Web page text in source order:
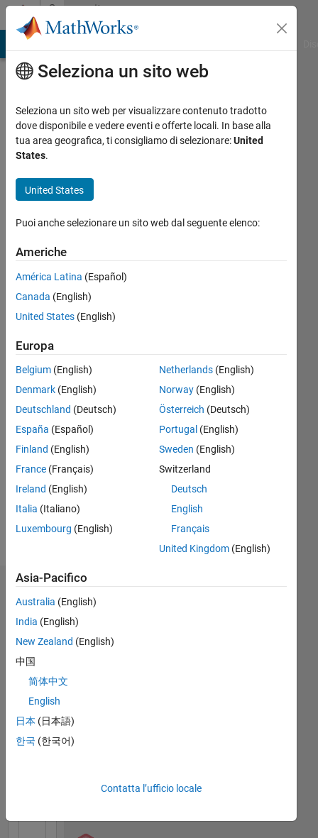
Vai al contenutoCommunity
Profile
Toshia
M
Attivo
Followers:
Following:
Follow
Messaggio
principal
engineering
technical
have
B.S. in
Imaging
Photographic
Rochester
of
Technology.
some
graduate
coursework
communication
systems
Mostra
Languages:
English
Badge
Toshia
Badge
MATLAB
Badge
Knowledgeable Level 2
Seleziona un sito web
Seleziona un sito web per visualizzare contenuto tradotto
dove disponibile e vedere eventi e offerte locali. In base alla
tua area geografica, ti consigliamo di selezionare:United
States.
United States
Puoi anche selezionare un sito web dal seguente elenco:
Americhe
América Latina (Español)
Canada (English)
United States (English)
Europa
Belgium (English)
Denmark (English)
Deutschland (Deutsch)
España (Español)
Finland (English)
France (Français)
Ireland (English)
Italia (Italiano)
Luxembourg (English)
Netherlands(English)
Norway(English)
Österreich (Deutsch)
Portugal (English)
Sweden (English)
Switzerland
Deutsch
English
Français
United Kingdom(English)
Asia-Pacifico
Australia (English)
India (English)
New Zealand (English)
中国
简体中文
English
日本 (日本語)
한국 (한국어)
Contatta l’ufficio locale